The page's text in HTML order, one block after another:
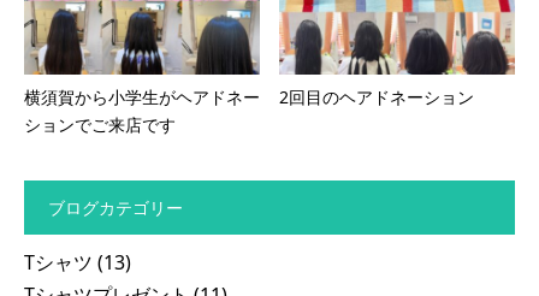
横須賀から小学生がヘアドネー
ションでご来店です
2回目のヘアドネーション
ブログカテゴリー
Tシャツ (13)